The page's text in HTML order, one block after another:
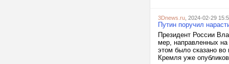
3Dnews.ru , 2024-02-29
Путин поручил
Президент России
мер, направленных
этом было сказано
Кремля уже